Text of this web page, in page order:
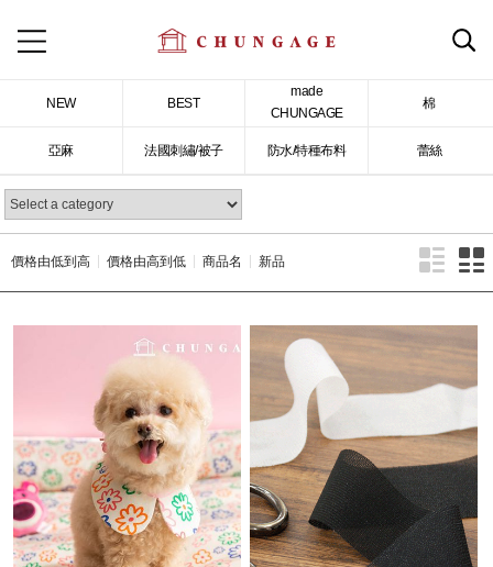
NEW BEST
made
CHUNGAGE
棉
亞麻 法國刺繡/被子 防水/特種布料 蕾絲
價格由低到高 價格由高到低 商品名 新品